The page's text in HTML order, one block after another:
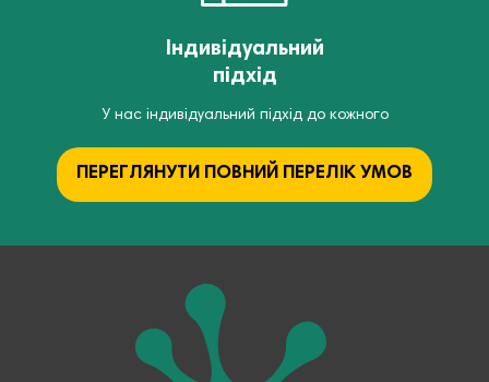
Індивідуальний
підхід
У нас індивідуальний підхід до кожного
ПЕРЕГЛЯНУТИ ПОВНИЙ ПЕРЕЛІК УМОВ